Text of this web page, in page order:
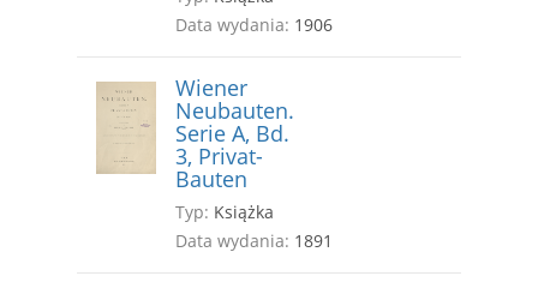
Data wydania: 1906
Wiener
Neubauten.
Serie A, Bd.
3, Privat-
Bauten
Typ: Książka
Data wydania: 1891